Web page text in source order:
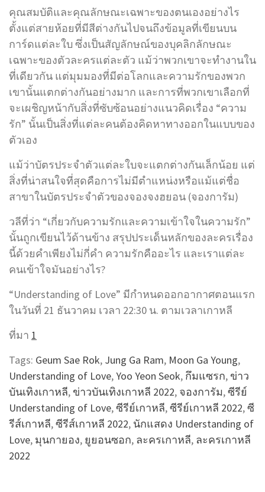
คุณสมบัติและคุณลักษณะเฉพาะของตนเองอย่างไร
ตั้งแต่สายห้อยที่มีสีต่างกันไปจนถึงข้อมูลที่เขียนบน
การ์ดแต่ละใบ ซึ่งเป็นสัญลักษณ์ของบุคลิกลักษณะ
เฉพาะของตัวละครแต่ละตัว แม้ว่าพวกเขาจะทำงานใน
ที่เดียวกัน แต่มุมมองที่มีต่อโลกและความรักของพวก
เขานั้นแตกต่างกันอย่างมาก และการที่พวกเขาเลือกที่
จะเผชิญหน้ากับสิ่งที่ซับซ้อนอย่างแนวคิดเรื่อง “ความ
รัก” นั้นเป็นสิ่งที่แต่ละคนต้องคิดหาทางออกในแบบของ
ตัวเอง
แม้ว่าบัตรประจำตัวแต่ละใบจะแตกต่างกันเล็กน้อย แต่
สิ่งที่น่าสนใจที่สุดคือการไม่มีตำแหน่งหรือแม้แต่ชื่อ
สาขาในบัตรประจำตัวของจองจงฮยอน (จองการัม)
วลีที่ว่า “เกี่ยวกับความรักและความเข้าใจในความรัก”
นั้นถูกเขียนไว้ด้านข้าง สรุปประเด็นหลักของละครเรื่อง
นี้ด้วยคำเพียงไม่กี่คำ ความรักคืออะไร และเราแต่ละ
คนเข้าใจมันอย่างไร?
“Understanding of Love” มีกำหนดออกอากาศตอนแรก
ในวันที่ 21 ธันวาคม เวลา 22:30 น. ตามเวลาเกาหลี
ที่มา 1
Tags: Geum Sae Rok, Jung Ga Ram, Moon Ga Young,
Understanding of Love,Yoo Yeon Seok, กึมแซรก, ข่าว
บันเทิงเกาหลี, ข่าวบันเทิงเกาหลี 2022, จองการัม,ซีรีย์
Understanding of Love,ซีรีย์เกาหลี,ซีรีย์เกาหลี 2022,ซี
รีส์เกาหลี,ซีรีส์เกาหลี 2022, นักแสดง Understanding of
Love, มุนกายอง, ยูยอนซอก, ละครเกาหลี, ละครเกาหลี
2022